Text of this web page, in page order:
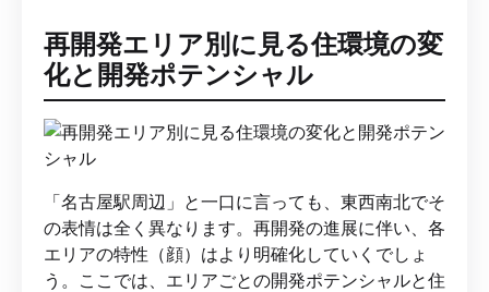
再開発エリア別に見る住環境の変
化と開発ポテンシャル
「名古屋駅周辺」と一口に言っても、東西南北でそ
の表情は全く異なります。再開発の進展に伴い、各
エリアの特性（顔）はより明確化していくでしょ
う。ここでは、エリアごとの開発ポテンシャルと住